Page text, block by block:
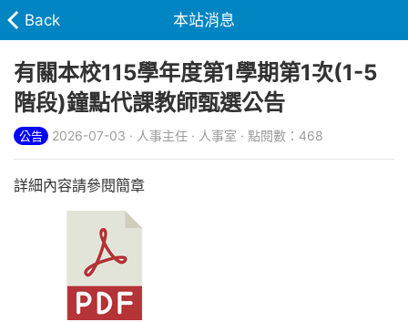
Back 本站消息
有關本校115學年度第1學期第1次(1-5
階段)鐘點代課教師甄選公告
公告 2026-07-03 · 人事主任 · 人事室 · 點閱數：468
詳細內容請參閱簡章